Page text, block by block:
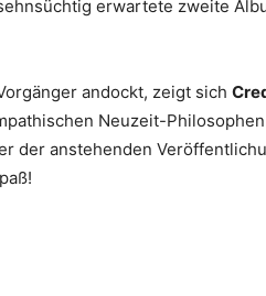
erwartete zweite
andockt, zeigt sich
Neuzeit-
der anstehenden